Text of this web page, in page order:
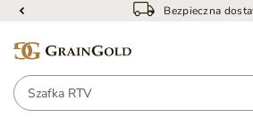
Bezpieczna